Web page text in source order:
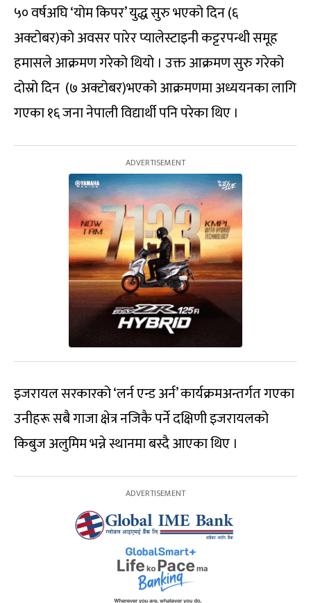
५० वर्षअघि ‘योम किपर’ युद्ध सुरु भएको दिन (६
अक्टोबर)को अवसर पारेर प्यालेस्टाइनी कट्टरपन्थी समूह
हमासले आक्रमण गरेको थियो । उक्त आक्रमण सुरु गरेको
दोस्रो दिन (७ अक्टोबर)भएको आक्रमणमा अध्ययनका लागि
गएका १६ जना नेपाली विद्यार्थी पनि परेका थिए ।
इजरायल सरकारको ‘लर्न एन्ड अर्न’ कार्यक्रमअन्तर्गत गएका
उनीहरू सबै गाजा क्षेत्र नजिकै पर्ने दक्षिणी इजरायलको
किबुज अलुमिम भन्ने स्थानमा बस्दै आएका थिए ।